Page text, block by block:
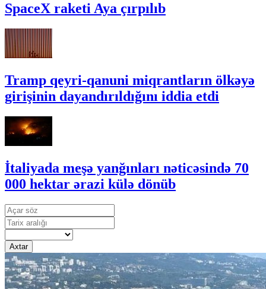
SpaceX raketi Aya çırpılıb
Tramp qeyri-qanuni miqrantların ölkəyə
girişinin dayandırıldığını iddia etdi
İtaliyada meşə yanğınları nəticəsində 70
000 hektar ərazi külə dönüb
Axtar